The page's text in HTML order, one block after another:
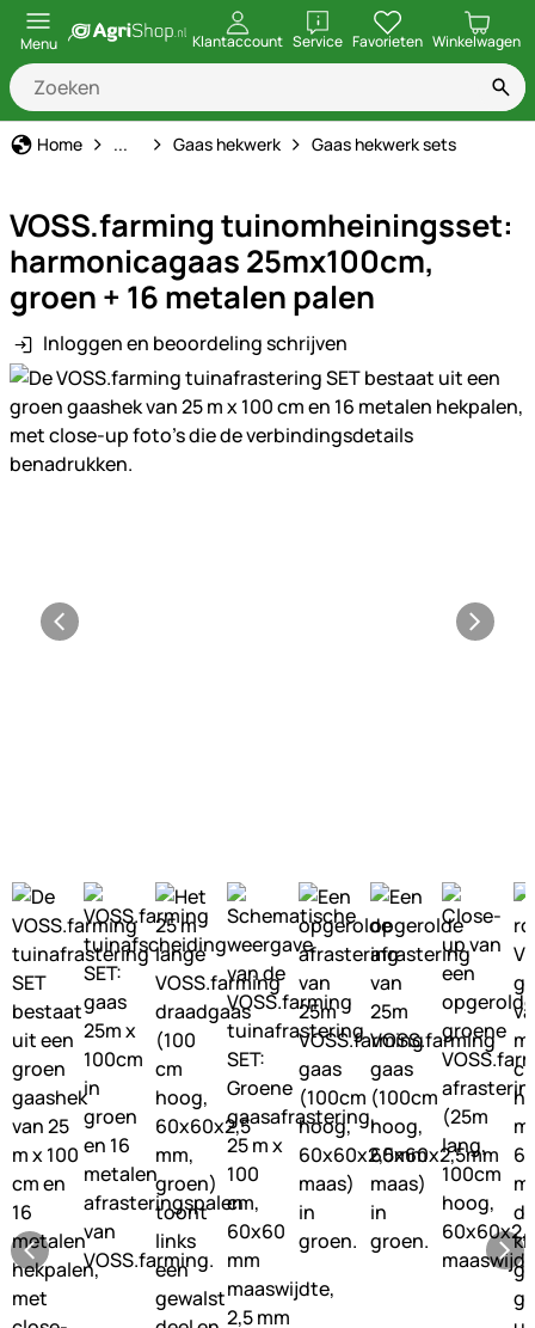
Menu Klantaccount ServiceopenenFavorieten Winkelwagen
Home Schrikdraad
... Gaas hekwerk Gaas hekwerk sets
VOSS.farming tuinomheiningsset:
harmonicagaas 25mx100cm,
groen + 16 metalen palen
Inloggen en beoordeling schrijven
Productgalerij